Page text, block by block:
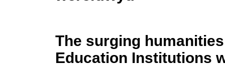
The surging
Education Institutions